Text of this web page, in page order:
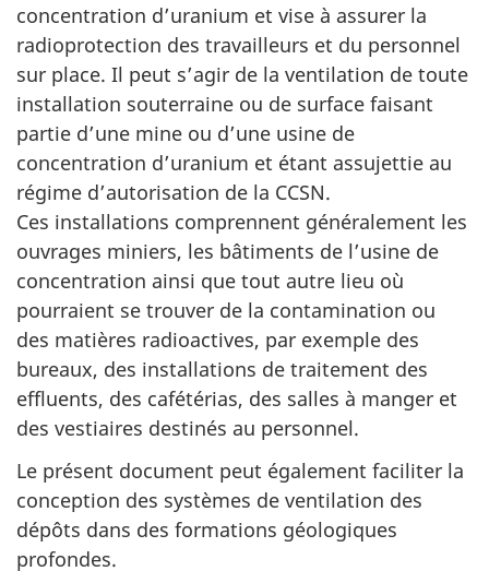
concentration d’uranium et vise à assurer la
radioprotection des travailleurs et du personnel
sur place. Il peut s’agir de la ventilation de toute
installation souterraine ou de surface faisant
partie d’une mine ou d’une usine de
concentration d’uranium et étant assujettie au
régime d’autorisation de la CCSN.
Ces installations comprennent généralement les
ouvrages miniers, les bâtiments de l’usine de
concentration ainsi que tout autre lieu où
pourraient se trouver de la contamination ou
des matières radioactives, par exemple des
bureaux, des installations de traitement des
effluents, des cafétérias, des salles à manger et
des vestiaires destinés au personnel.
Le présent document peut également faciliter la
conception des systèmes de ventilation des
dépôts dans des formations géologiques
profondes.